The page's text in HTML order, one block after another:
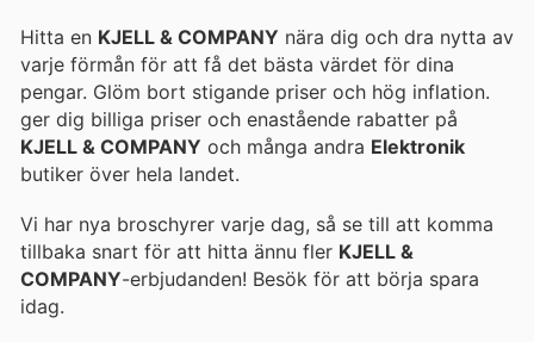
Hitta en KJELL & COMPANY nära dig och dra nytta av
varje förmån för att få det bästa värdet för dina
pengar. Glöm bort stigande priser och hög inflation.
ger dig billiga priser och enastående rabatter på
KJELL & COMPANY och många andra Elektronik
butiker över hela landet.
Vi har nya broschyrer varje dag, så se till att komma
tillbaka snart för att hitta ännu fler KJELL &
COMPANY-erbjudanden! Besök för att börja spara
idag.